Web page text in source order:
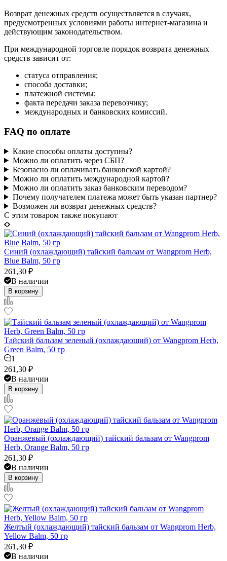
Возврат денежных средств осуществляется в случаях,
предусмотренных условиями работы интернет-магазина и
действующим законодательством.
При международной торговле порядок возврата денежных
средств зависит от:
статуса отправления;
способа доставки;
платежной системы;
факта передачи заказа перевозчику;
международных и банковских комиссий.
FAQ по оплате
Какие способы оплаты доступны?
Можно ли оплатить через СБП?
Безопасно ли оплачивать банковской картой?
Можно ли оплатить международной картой?
Можно ли оплатить заказ банковским переводом?
Почему получателем платежа может быть указан партнер?
Возможен ли возврат денежных средств?
C этим товаром также покупают
Синий (охлаждающий) тайский бальзам от Wangprom Herb,
Blue Balm, 50 гр
261,30 ₽
В наличии
В корзину
Тайский бальзам зеленый (охлаждающий) от Wangprom Herb,
Green Balm, 50 гр
1
261,30 ₽
В наличии
В корзину
Оранжевый (охлаждающий) тайский бальзам от Wangprom
Herb, Orange Balm, 50 гр
261,30 ₽
В наличии
В корзину
Желтый (охлаждающий) тайский бальзам от Wangprom Herb,
Yellow Balm, 50 гр
261,30 ₽
В наличии